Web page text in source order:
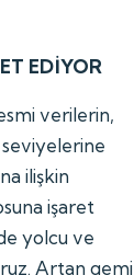
EDİYOR
verilerin,
ilişkin
işaret
yolcu ve
Artan gemi